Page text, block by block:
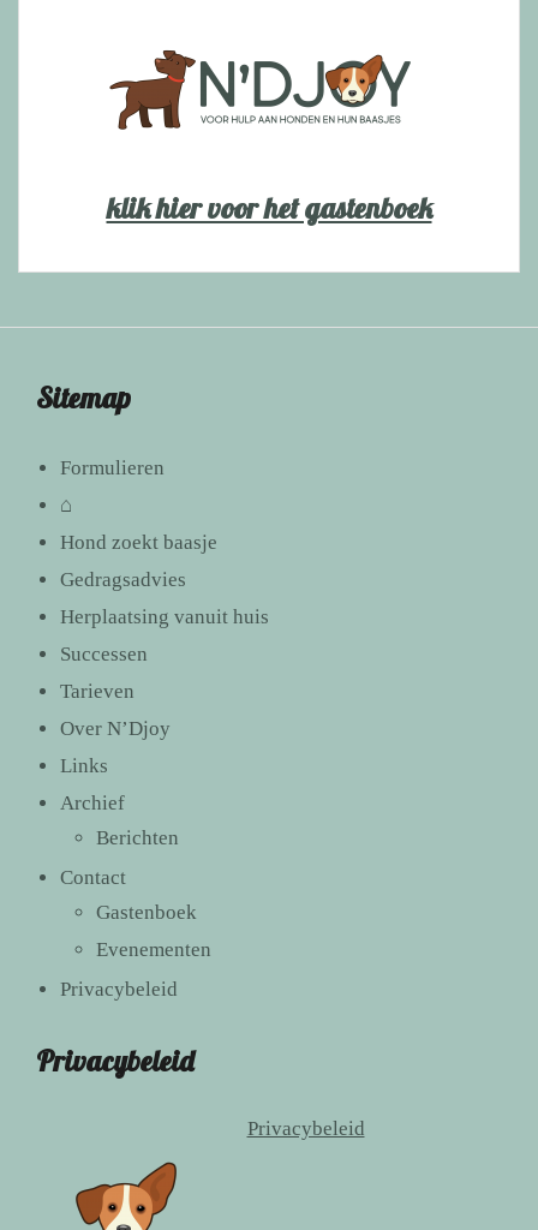
klik hier voor het gastenboek
Sitemap
Formulieren
⌂
Hond zoekt baasje
Gedragsadvies
Herplaatsing vanuit huis
Successen
Tarieven
Over N’Djoy
Links
Archief
Berichten
Contact
Gastenboek
Evenementen
Privacybeleid
Privacybeleid
Privacybeleid